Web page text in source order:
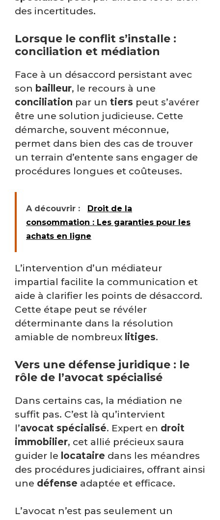
des incertitudes.
Lorsque le conflit s’installe :
conciliation et médiation
Face à un désaccord persistant avec
son bailleur, le recours à une
conciliation par un tiers peut s’avérer
être une solution judicieuse. Cette
démarche, souvent méconnue,
permet dans bien des cas de trouver
un terrain d’entente sans engager de
procédures longues et coûteuses.
A découvrir :
Droit de la
consommation : Les garanties pour les
achats en ligne
L’intervention d’un médiateur
impartial facilite la communication et
aide à clarifier les points de désaccord.
Cette étape peut se révéler
déterminante dans la résolution
amiable de nombreux litiges.
Vers une défense juridique : le
rôle de l’avocat spécialisé
Dans certains cas, la médiation ne
suffit pas. C’est là qu’intervient
l’avocat spécialisé. Expert en droit
immobilier, cet allié précieux saura
guider le locataire dans les méandres
des procédures judiciaires, offrant ainsi
une défense adaptée et efficace.
L’avocat n’est pas seulement un